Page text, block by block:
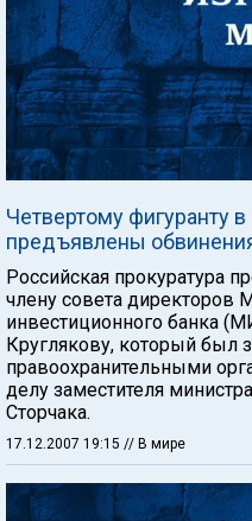
Четвертому фигуранту
предъявлены
Российская прокуратура
члену совета директоров
инвестиционного банка
Круглякову, который был
правоохранительными
делу заместителя
Сторчака.
17.12.2007 19:15 // В мире